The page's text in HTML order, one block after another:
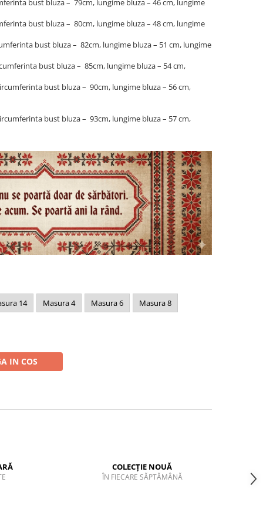
bust bluza – 79cm, lungime bluza – 46 cm, lungime
bust bluza – 80cm, lungime bluza – 48 cm, lungime
bust bluza – 82cm, lungime bluza – 51 cm, lungime
bust bluza – 85cm, lungime bluza – 54 cm,
bust bluza – 90cm, lungime bluza – 56 cm,
bust bluza – 93cm, lungime bluza – 57 cm,
14 Masura 4 Masura 6 Masura 8
IN COS
COLECȚIE NOUĂ
ÎN FIECARE SĂPTĂMÂNĂ